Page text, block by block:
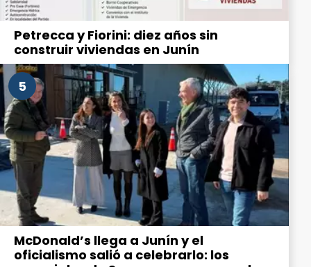
Petrecca y Fiorini: diez años sin
construir viviendas en Junín
5
McDonald’s llega a Junín y el
oficialismo salió a celebrarlo: los